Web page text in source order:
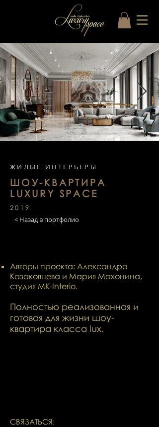
ЖИЛЫЕ ИНТЕРЬЕРЫ
ШОУ-КВАРТИРА
LUXURY SPACE
2019
< Назад в портфолио
Авторы проекта: Александра
Казаковцева и Мария Махонина,
студия MK-Interio.
Полностью реализованная и
готовая для жизни шоу-
квартира класса lux.
СВЯЗАТЬСЯ: